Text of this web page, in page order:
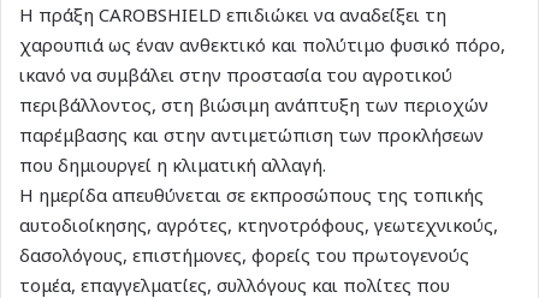
Η πράξη CAROBSHIELD επιδιώκει να αναδείξει τη
χαρουπιά ως έναν ανθεκτικό και πολύτιμο φυσικό πόρο,
ικανό να συμβάλει στην προστασία του αγροτικού
περιβάλλοντος, στη βιώσιμη ανάπτυξη των περιοχών
παρέμβασης και στην αντιμετώπιση των προκλήσεων
που δημιουργεί η κλιματική αλλαγή.
Η ημερίδα απευθύνεται σε εκπροσώπους της τοπικής
αυτοδιοίκησης, αγρότες, κτηνοτρόφους, γεωτεχνικούς,
δασολόγους, επιστήμονες, φορείς του πρωτογενούς
τομέα, επαγγελματίες, συλλόγους και πολίτες που